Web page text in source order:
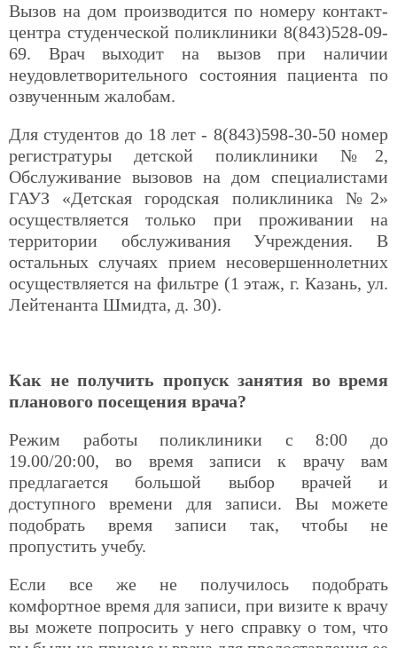
Вызов на дом производится по номеру контакт-
центра студенческой поликлиники 8(843)528-09-
69. Врач выходит на вызов при наличии
неудовлетворительного состояния пациента по
озвученным жалобам.
Для студентов до 18 лет - 8(843)598-30-50 номер
регистратуры детской поликлиники №2,
Обслуживание вызовов на дом специалистами
ГАУЗ «Детская городская поликлиника №2»
осуществляется только при проживании на
территории обслуживания Учреждения. В
остальных случаях прием несовершеннолетних
осуществляется на фильтре (1 этаж, г. Казань, ул.
Лейтенанта Шмидта, д. 30).
Как не получить пропуск занятия во время
планового посещения врача?
Режим работы поликлиники с 8:00 до
19.00/20:00, во время записи к врачу вам
предлагается большой выбор врачей и
доступного времени для записи. Вы можете
подобрать время записи так, чтобы не
пропустить учебу.
Если все же не получилось подобрать
комфортное время для записи, при визите к врачу
вы можете попросить у него справку о том, что